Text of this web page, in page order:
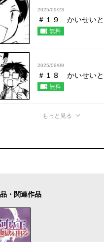
2025/09/23
＃１９ かいせい
無料
2025/09/09
＃１８ かいせいと
無料
もっと見る
・関連作品